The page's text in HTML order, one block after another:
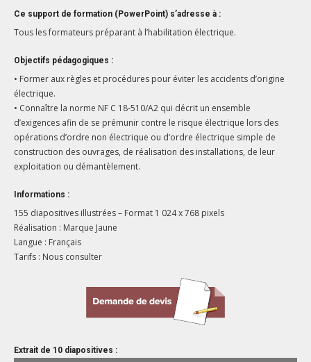
Ce support de formation (PowerPoint) s’adresse à :
Tous les formateurs préparant à l’habilitation électrique.
Objectifs pédagogiques :
• Former aux règles et procédures pour éviter les accidents d’origine
électrique.
• Connaître la norme NF C 18-510/A2 qui décrit un ensemble
d’exigences afin de se prémunir contre le risque électrique lors des
opérations d’ordre non électrique ou d’ordre électrique simple de
construction des ouvrages, de réalisation des installations, de leur
exploitation ou démantèlement.
Informations :
155 diapositives illustrées – Format 1 024 x 768 pixels
Réalisation : Marque Jaune
Langue : Français
Tarifs : Nous consulter
Extrait de 10 diapositives :